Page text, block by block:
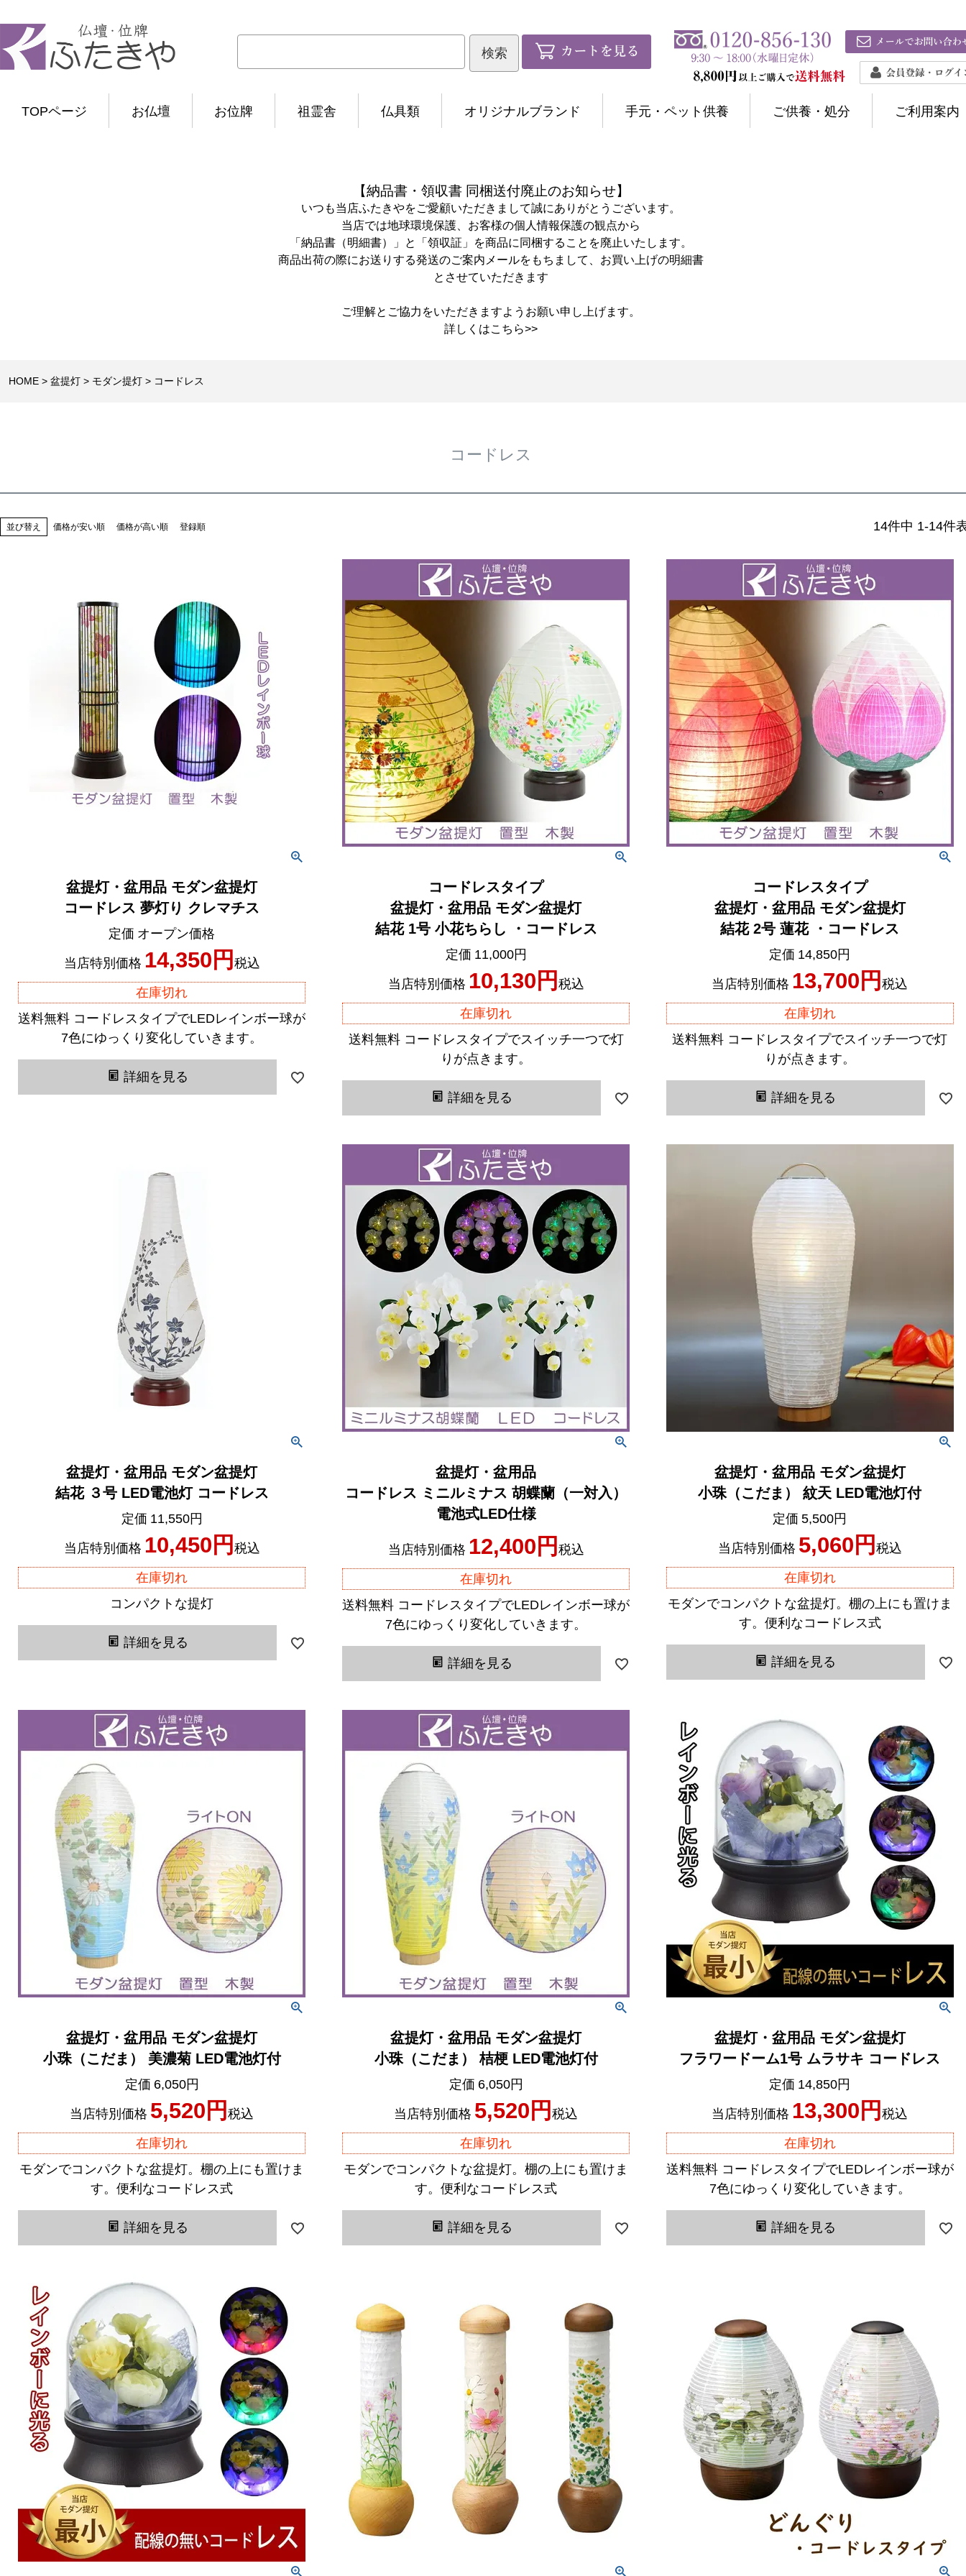
TOPページ お仏壇 お位牌 祖霊舎 仏具類 オリジナルブランド 手元・ペット供養 ご供養・処分 ご利用案内
【納品書・領収書 同梱送付廃止のお知らせ】
いつも当店ふたきやをご愛顧いただきまして誠にありがとうございます。
当店では地球環境保護、お客様の個人情報保護の観点から
「納品書（明細書）」と「領収証」を商品に同梱することを廃止いたします。
商品出荷の際にお送りする発送のご案内メールをもちまして、お買い上げの明細書
とさせていただきます
ご理解とご協力をいただきますようお願い申し上げます。
詳しくはこちら>>
HOME 盆提灯 モダン提灯 コードレス
コードレス
並び替え 価格が安い順 価格が高い順 登録順 14件中 1-14件
盆提灯・盆用品 モダン盆提灯
コードレス 夢灯り クレマチス
定価 オープン価格
当店特別価格 14,350 税込
在庫切れ
送料無料 コードレスタイプでLEDレインボー球が
7色にゆっくり変化していきます。
詳細を見る
コードレスタイプ
盆提灯・盆用品 モダン盆提灯
結花 1号 小花ちらし ・コードレス
定価 11,000
当店特別価格 10,130 税込
在庫切れ
送料無料 コードレスタイプでスイッチ一つで灯
りが点きます。
詳細を見る
コードレスタイプ
盆提灯・盆用品 モダン盆提灯
結花 2号 蓮花 ・コードレス
定価 14,850
当店特別価格 13,700 税込
在庫切れ
送料無料 コードレスタイプでスイッチ一つで灯
りが点きます。
詳細を見る
盆提灯・盆用品 モダン盆提灯
結花 ３号 LED電池灯 コードレス
定価 11,550
当店特別価格 10,450 税込
在庫切れ
コンパクトな提灯
詳細を見る
盆提灯・盆用品
コードレス ミニルミナス 胡蝶蘭（一対入）
電池式LED仕様
当店特別価格 12,400 税込
在庫切れ
送料無料 コードレスタイプでLEDレインボー球が
7色にゆっくり変化していきます。
詳細を見る
盆提灯・盆用品 モダン盆提灯
小珠（こだま） 紋天 LED電池灯付
定価 5,500
当店特別価格 5,060 税込
在庫切れ
モダンでコンパクトな盆提灯。棚の上にも置けま
す。便利なコードレス式
詳細を見る
盆提灯・盆用品 モダン盆提灯
小珠（こだま） 美濃菊 LED電池灯付
定価 6,050
当店特別価格 5,520 税込
在庫切れ
モダンでコンパクトな盆提灯。棚の上にも置けま
す。便利なコードレス式
詳細を見る
盆提灯・盆用品 モダン盆提灯
小珠（こだま） 桔梗 LED電池灯付
定価 6,050
当店特別価格 5,520 税込
在庫切れ
モダンでコンパクトな盆提灯。棚の上にも置けま
す。便利なコードレス式
詳細を見る
盆提灯・盆用品 モダン盆提灯
フラワードーム1号 ムラサキ コードレス
定価 14,850
当店特別価格 13,300 税込
在庫切れ
送料無料 コードレスタイプでLEDレインボー球が
7色にゆっくり変化していきます。
詳細を見る